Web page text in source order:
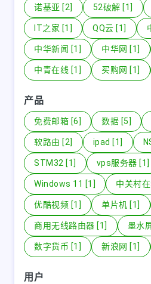
诺基亚 [2] 52破解 [1]
IT之家 [1] QQ云 [1]
中华新闻 [1] 中华网 [1]
中青在线 [1] 买购网 [1]
产品
免费邮箱 [6] 数据 [5]
软路由 [2] ipad [1]
STM32 [1] vps服务器 [1]
Windows 11 [1] 中关村
优酷视频 [1] 单片机 [1]
商用无线路由器 [1] 墨水
数字货币 [1] 新浪网 [1]
用户